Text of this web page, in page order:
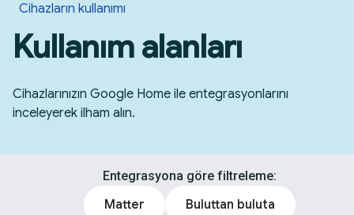
Cihazların kullanımı
Kullanım alanları
Cihazlarınızın Google Home ile entegrasyonlarını
inceleyerek ilham alın.